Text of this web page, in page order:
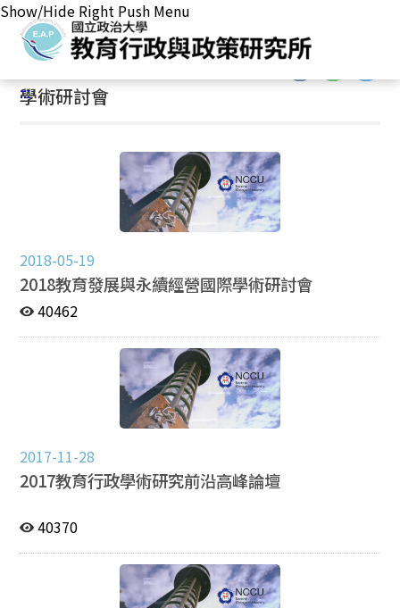
Show/Hide Right Push Menu
首頁/主要業務/學術成果/
:::
學術研討會
2018-05-19
2018教育發展與永續經營國際學術研討會
40462
2017-11-28
2017教育行政學術研究前沿高峰論壇
40370